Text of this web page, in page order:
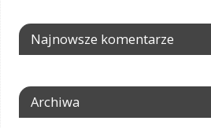
Najnowsze komentarze
Archiwa